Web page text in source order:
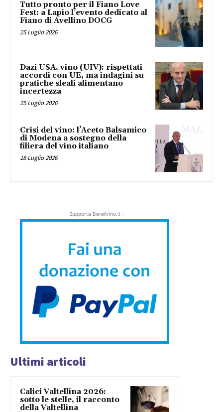
Tutto pronto per il Fiano Love
Fest: a Lapio l’evento dedicato al
Fiano di Avellino DOCG
25 Luglio 2026
Dazi USA, vino (UIV): rispettati
accordi con UE, ma indagini su
pratiche sleali alimentano
incertezza
25 Luglio 2026
Crisi del vino: l’Aceto Balsamico
di Modena a sostegno della
filiera del vino italiano
18 Luglio 2026
- Supporta Bereilvino.it -
Ultimi articoli
Calici Valtellina 2026:
sotto le stelle, il racconto
della Valtellina